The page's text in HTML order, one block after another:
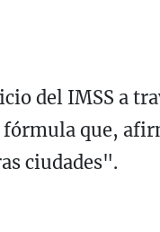
del IMSS a
que,
ciudades".